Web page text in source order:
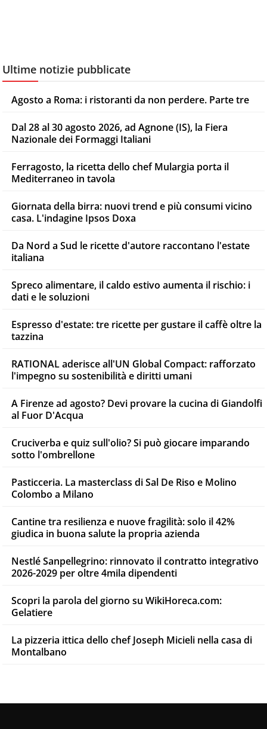
Ultime notizie pubblicate
Agosto a Roma: i ristoranti da non perdere. Parte tre
Dal 28 al 30 agosto 2026, ad Agnone (IS), la Fiera
Nazionale dei Formaggi Italiani
Ferragosto, la ricetta dello chef Mulargia porta il
Mediterraneo in tavola
Giornata della birra: nuovi trend e più consumi vicino
casa. L'indagine Ipsos Doxa
Da Nord a Sud le ricette d'autore raccontano l'estate
italiana
Spreco alimentare, il caldo estivo aumenta il rischio: i
dati e le soluzioni
Espresso d'estate: tre ricette per gustare il caffè oltre la
tazzina
RATIONAL aderisce all'UN Global Compact: rafforzato
l'impegno su sostenibilità e diritti umani
A Firenze ad agosto? Devi provare la cucina di Giandolfi
al Fuor D'Acqua
Cruciverba e quiz sull'olio? Si può giocare imparando
sotto l'ombrellone
Pasticceria. La masterclass di Sal De Riso e Molino
Colombo a Milano
Cantine tra resilienza e nuove fragilità: solo il 42%
giudica in buona salute la propria azienda
Nestlé Sanpellegrino: rinnovato il contratto integrativo
2026-2029 per oltre 4mila dipendenti
Scopri la parola del giorno su WikiHoreca.com:
Gelatiere
La pizzeria ittica dello chef Joseph Micieli nella casa di
Montalbano